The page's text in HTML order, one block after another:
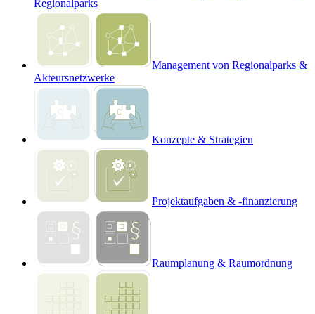
Regionalparks
Management von Regionalparks &
Akteursnetzwerke
Konzepte & Strategien
Projektaufgaben & -finanzierung
Raumplanung & Raumordnung